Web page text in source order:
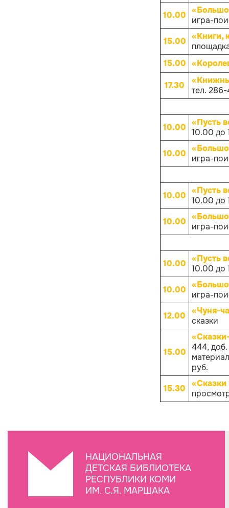
10.00
игра-
15.00 «Книги,
15.00
17.30
тел.
10.00 «Пусть
10.00 до
10.00
игра-
10.00 «Пусть
10.00 до
10.00
игра-
10.00 «Пусть
10.00 до
10.00
игра-
12.00
«Чуня-
сказки
15.00 444,
руб.
15.30
«Сказки
НАЦИОНАЛЬНАЯ
ДЕТСКАЯ БИБЛИОТЕКА
РЕСПУБЛИКИ КОМИ
ИМ. С.Я. МАРШАКА